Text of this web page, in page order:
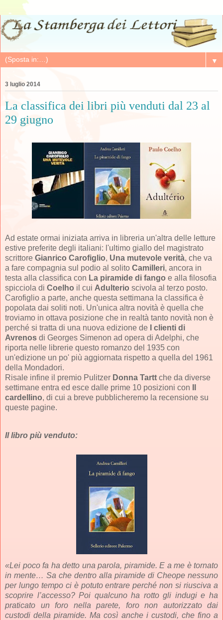
▼
3 luglio 2014
La classifica dei libri più venduti dal 23 al
29 giugno
Ad estate ormai iniziata arriva in libreria un'altra delle letture
estive preferite degli italiani: l'ultimo giallo del magistrato
scrittore Gianrico Carofiglio, Una mutevole verità, che va
a fare compagnia sul podio al solito Camilleri, ancora in
testa alla classifica con La piramide di fango e alla filosofia
spicciola di Coelho il cui Adulterio scivola al terzo posto.
Carofiglio a parte, anche questa settimana la classifica è
popolata dai soliti noti. Un'unica altra novità è quella che
troviamo in ottava posizione che in realtà tanto novità non è
perché si tratta di una nuova edizione de
I clienti di
Avrenos di Georges Simenon ad opera di Adelphi, che
riporta nelle librerie questo romanzo del 1935 con
un'edizione un po' più aggiornata rispetto a quella del 1961
della Mondadori.
Risale infine il premio Pulitzer Donna Tartt che da diverse
settimane entra ed esce dalle prime 10 posizioni con
cardellino, di cui a breve pubblicheremo la recensione su
queste pagine.
Il libro più venduto:
«Lei poco fa ha detto una parola, piramide. E a me è tornato
in mente… Sa che dentro alla piramide di Cheope nessuno
per lungo tempo ci è potuto entrare perché non si riusciva a
scoprire l’accesso? Poi qualcuno ha rotto gli indugi e ha
praticato un foro nella parete, foro non autorizzato dai
custodi della piramide. Ma così anche i custodi, che fino a